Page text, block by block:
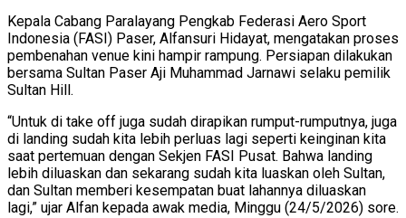
Kepala Cabang Paralayang Pengkab Federasi Aero Sport
Indonesia (FASI) Paser, Alfansuri Hidayat, mengatakan proses
pembenahan venue kini hampir rampung. Persiapan dilakukan
bersama Sultan Paser Aji Muhammad Jarnawi selaku pemilik
Sultan Hill.
“Untuk di take off juga sudah dirapikan rumput-rumputnya, juga
di landing sudah kita lebih perluas lagi seperti keinginan kita
saat pertemuan dengan Sekjen FASI Pusat. Bahwa landing
lebih diluaskan dan sekarang sudah kita luaskan oleh Sultan,
dan Sultan memberi kesempatan buat lahannya diluaskan
lagi,” ujar Alfan kepada awak media, Minggu (24/5/2026) sore.